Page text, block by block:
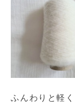
ふんわりと軽